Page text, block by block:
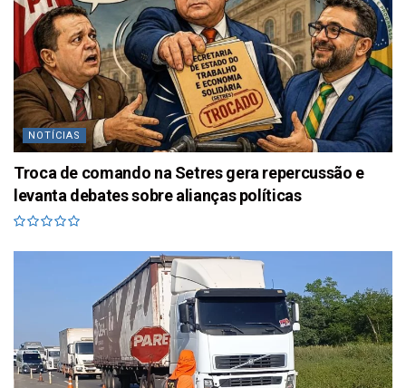
NOTÍCIAS
Troca de comando na Setres gera repercussão e
levanta debates sobre alianças políticas